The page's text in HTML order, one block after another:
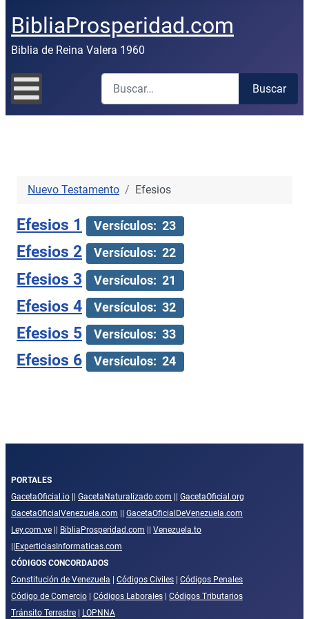
BibliaProsperidad.com
Biblia de Reina Valera 1960
Buscar
Buscar
Nuevo Testamento Efesios
Efesios 1 Versículos: 23
Efesios 2 Versículos: 22
Efesios 3 Versículos: 21
Efesios 4 Versículos: 32
Efesios 5 Versículos: 33
Efesios 6 Versículos: 24
PORTALES
GacetaOficial.io
GacetaNaturalizado.com
GacetaOficial.org
GacetaOficialVenezuela.com
GacetaOficialDeVenezuela.com
Ley.com.ve
BibliaProsperidad.com
Venezuela.to
ExperticiasInformaticas.com
CÓDIGOS CONCORDADOS
Constitución de Venezuela
Códigos Civiles
Códigos Penales
Código de Comercio
Códigos Laborales
Códigos Tributarios
Tránsito Terrestre
LOPNNA